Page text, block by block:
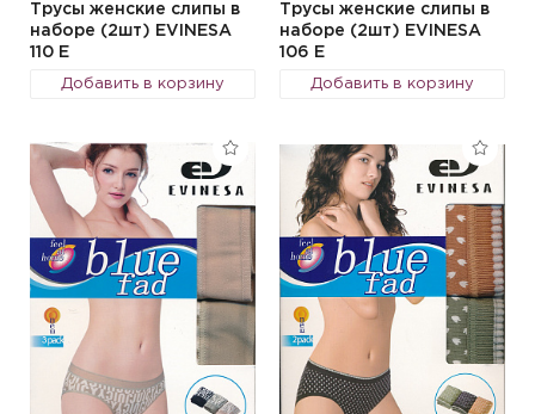
Трусы женские слипы в
наборе (2шт) EVINESA
110 E
Добавить в корзину
Трусы женские слипы в
наборе (2шт) EVINESA
106 E
Добавить в корзину